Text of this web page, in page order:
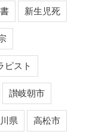
新生児死
ピスト
讃岐朝市
県 高松市